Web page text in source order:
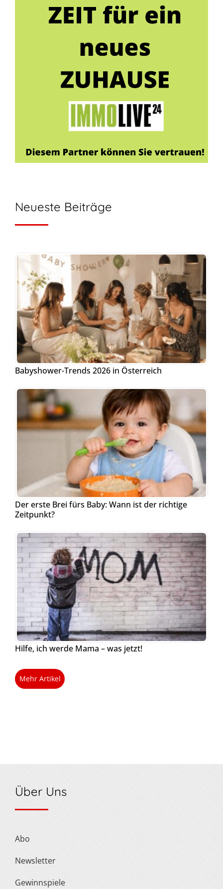
Neueste Beiträge
Babyshower-Trends 2026 in Österreich
Der erste Brei fürs Baby: Wann ist der richtige
Zeitpunkt?
Hilfe, ich werde Mama – was jetzt!
Mehr Artikel
Über Uns
Abo
Newsletter
Gewinnspiele